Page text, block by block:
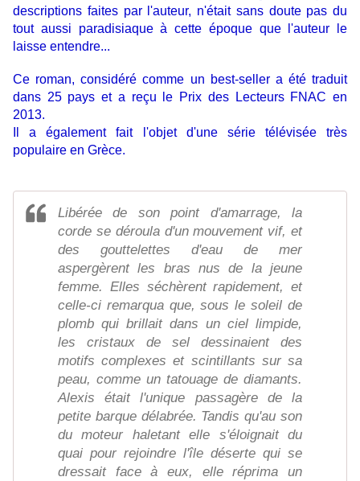
descriptions faites par l'auteur, n'était sans doute pas du
tout aussi paradisiaque à cette époque que l'auteur le
laisse entendre...
Ce roman, considéré comme un best-seller a été traduit
dans 25 pays et a reçu le Prix des Lecteurs FNAC en
2013.
Il a également fait l'objet d'une série télévisée très
populaire en Grèce.
Libérée de son point d'amarrage, la
corde se déroula d'un mouvement vif, et
des gouttelettes d'eau de mer
aspergèrent les bras nus de la jeune
femme. Elles séchèrent rapidement, et
celle-ci remarqua que, sous le soleil de
plomb qui brillait dans un ciel limpide,
les cristaux de sel dessinaient des
motifs complexes et scintillants sur sa
peau, comme un tatouage de diamants.
Alexis était l'unique passagère de la
petite barque délabrée. Tandis qu'au son
du moteur haletant elle s'éloignait du
quai pour rejoindre l'île déserte qui se
dressait face à eux, elle réprima un